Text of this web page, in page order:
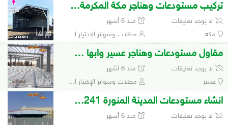
تركيب مستودعات وهناجر مكة المكرمة 0548682241
لا يوجد تعليقات
منذ 6 أشهر
مكه
مظلات وسواتر الإختيار الأول 0500559613 لتفيذ مشاريع المظلات والهناجر
مقاول مستودعات وهناجر عسير وابها 0500559613
لا يوجد تعليقات
منذ 6 أشهر
عسير
مظلات وسواتر الإختيار الأول 0500559613 لتفيذ مشاريع المظلات والهناجر
انشاء مستودعات المدينة المنورة 0548682241
لا يوجد تعليقات
منذ 6 أشهر